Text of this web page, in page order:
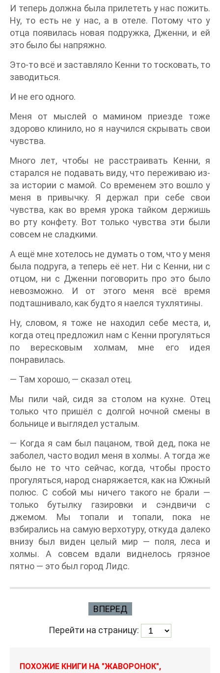
И теперь должна была прилететь у нас пожить.
Ну, то есть не у нас, а в отеле. Потому что у
отца появилась новая подружка, Дженни, и ей
это было бы напряжно.
Это-то всё и заставляло Кенни то тосковать, то
заводиться.
И не его одного.
Меня от мыслей о мамином приезде тоже
здорово клинило, но я научился скрывать свои
чувства.
Много лет, чтобы не расстраивать Кенни, я
старался не подавать виду, что переживаю из-
за истории с мамой. Со временем это вошло у
меня в привычку. Я держал при себе свои
чувства, как во время урока тайком держишь
во рту конфету. Вот только чувства эти были
совсем не сладкими.
А ещё мне хотелось не думать о том, что у меня
была подруга, а теперь её нет. Ни с Кенни, ни с
отцом, ни с Дженни поговорить про это было
невозможно. И от этого меня всё время
подташнивало, как будто я наелся тухлятины.
Ну, словом, я тоже не находил себе места, и,
когда отец предложил нам с Кенни прогуляться
по вересковым холмам, мне его идея
понравилась.
— Там хорошо, — сказал отец.
Мы пили чай, сидя за столом на кухне. Отец
только что пришёл с долгой ночной смены в
больнице и выглядел усталым.
— Когда я сам был пацаном, твой дед, пока не
заболел, часто водил меня в холмы. А тогда же
было не то что сейчас, когда, чтобы просто
прогуляться, народ снаряжается, как на Южный
полюс. С собой мы ничего такого не брали —
только бутылку газировки и сэндвичи с
джемом. Мы топали и топали, пока не
взбирались на самую верхотуру, откуда далеко
внизу был виден целый мир — поля, леса и
холмы. А совсем вдали виднелось грязное
пятно — это был город Лидс.
ВПЕРЕД
Перейти на страницу:
ПОХОЖИЕ КНИГИ НА "ЖАВОРОНОК",